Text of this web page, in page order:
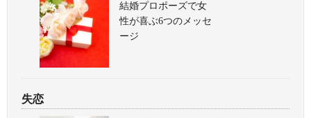
結婚プロポーズで女
性が喜ぶ6つのメッセ
ージ
失恋